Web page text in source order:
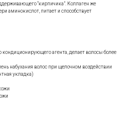
“кирпичика”. Коллаген же
аминокислот, питает и способствует
кондиционирующего агента, делает волосы более
набухания волос при щелочном воздействии
укладка)